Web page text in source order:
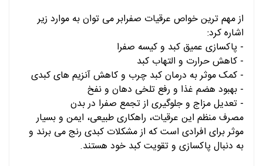
از مهم ترین خواص عرقیات صفرابر می توان به موارد زیر
اشاره کرد:
- پاکسازی عمیق کبد و کیسه صفرا
- کاهش حرارت و التهاب کبد
- کمک موثر به درمان کبد چرب و کاهش آنزیم های کبدی
- بهبود هضم غذا و رفع تلخی دهان و نفخ
- تعدیل مزاج و جلوگیری از تجمع صفرا در بدن
مصرف منظم این عرقیات، راهکاری طبیعی، ایمن و بسیار
موثر برای افرادی است که از مشکلات کبدی رنج می برند و
به دنبال پاکسازی و تقویت کبد خود هستند.